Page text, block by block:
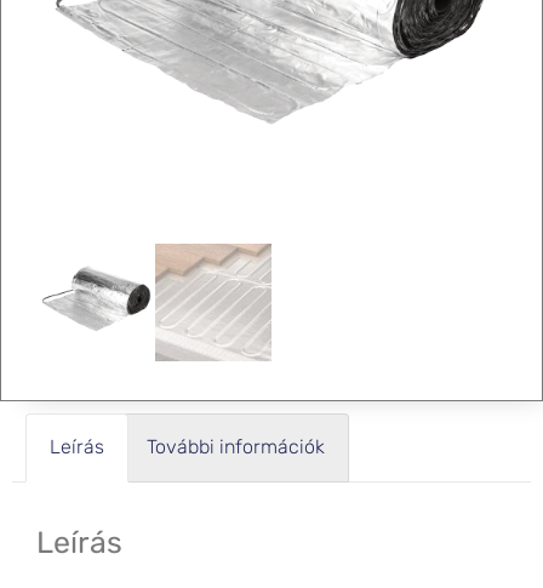
Leírás További információk
Leírás